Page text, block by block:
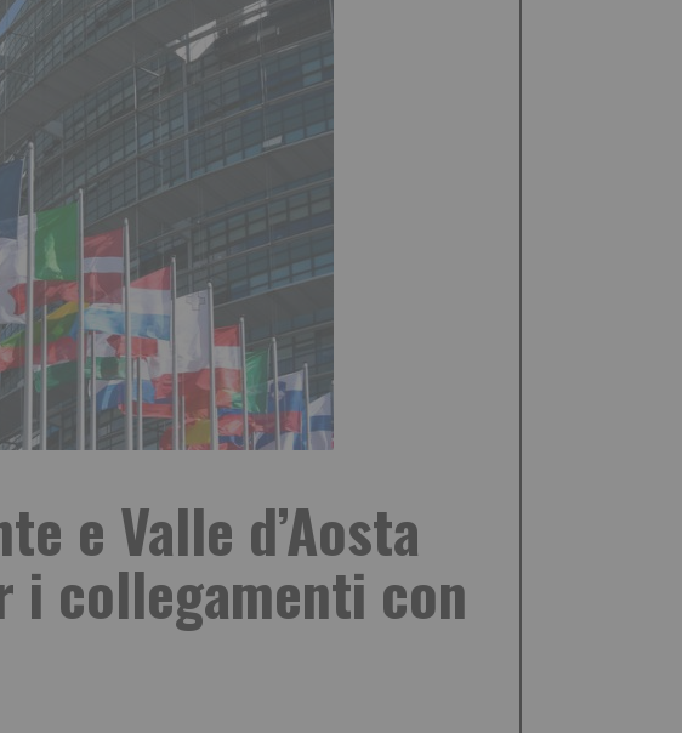
e Valle d’Aosta
i collegamenti con